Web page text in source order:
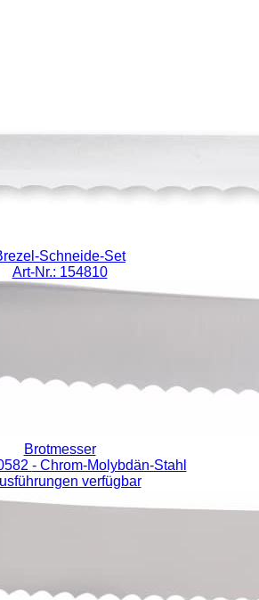
Schneide-Set
Art-Nr.: 154810
Brotmesser
- Chrom-Molybdän-Stahl
verfügbar